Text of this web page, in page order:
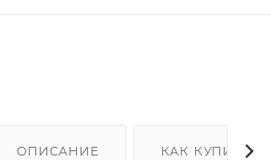
ОПИСАНИЕ КАК КУПИТЬ